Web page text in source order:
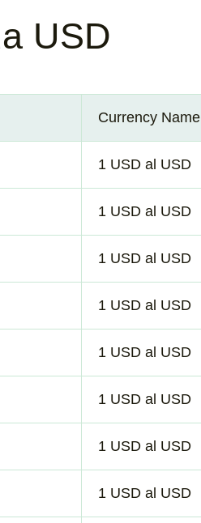
USD
Currency Name
1 USD al USD
1 USD al USD
1 USD al USD
1 USD al USD
1 USD al USD
1 USD al USD
1 USD al USD
1 USD al USD